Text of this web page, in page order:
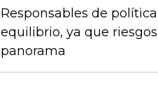
Responsables de
equilibrio, ya que
panorama